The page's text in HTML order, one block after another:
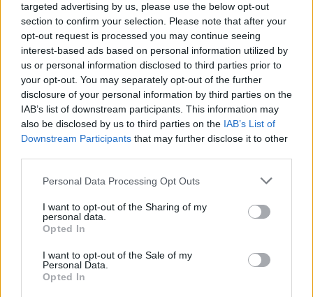
targeted advertising by us, please use the below opt-out
section to confirm your selection. Please note that after your
opt-out request is processed you may continue seeing
interest-based ads based on personal information utilized by
us or personal information disclosed to third parties prior to
your opt-out. You may separately opt-out of the further
disclosure of your personal information by third parties on the
IAB’s list of downstream participants. This information may
also be disclosed by us to third parties on the IAB’s List of
Downstream Participants that may further disclose it to other
Please note that this website/app uses one or more Google
not limited to your visit or usage behaviour. You may click to
grant or deny consent to Google and its third-party tags to
use your data for below specified purposes in below Google
consent section.
Personal Data Processing Opt Outs
I want to opt-out of the Sharing of my
personal data.
Opted In
I want to opt-out of the Sale of my
Personal Data.
Opted In
SZTÁRHÍREK
Christina Aguilera elárulta, hogyan
élte túl gyermekkorát